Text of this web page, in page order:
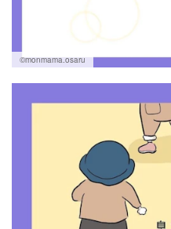
©monmama.osaru